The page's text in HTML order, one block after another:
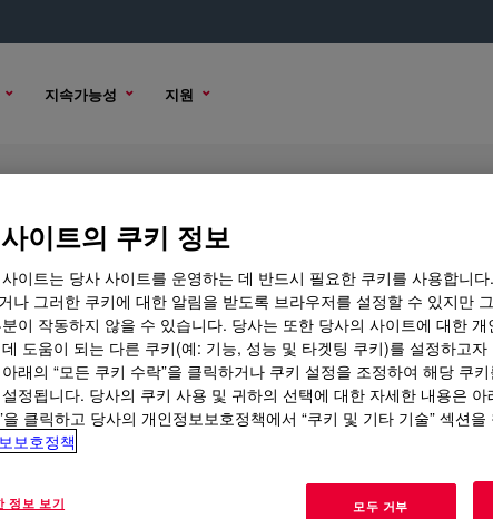
지속가능성 지원
구매 옵션
이트의 쿠키 정보
이트는 당사 사이트를 운영하는 데 반드시 필요한 쿠키를 사용합니
나 그러한 쿠키에 대한 알림을 받도록 브라우저를 설정할 수 있지만
이 작동하지 않을 수 있습니다. 당사는 또한 당사의 사이트에 대한
도움이 되는 다른 쿠키(예: 기능, 성능 및 타겟팅 쿠키)를 설정하고자
래의 “모든 쿠키 수락”을 클릭하거나 쿠키 설정을 조정하여 해당 쿠
정됩니다. 당사의 쿠키 사용 및 귀하의 선택에 대한 자세한 내용은 아
을 클릭하고 당사의 개인정보보호정책에서 “쿠키 및 기타 기술” 섹션을
보호정책
정보 보기 모두 거부